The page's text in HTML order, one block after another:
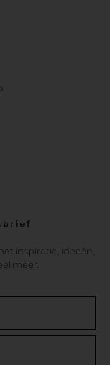
inspiratie, ideeën,
meer.